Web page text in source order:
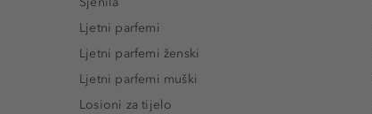
Ljetni parfemi
Ljetni parfemi ženski
Ljetni parfemi muški
Losioni za tijelo